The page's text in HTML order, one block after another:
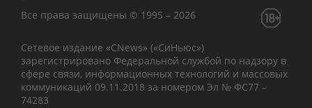
Все права защищены © 1995 – 2026
Сетевое издание «CNews» («СиНьюс»)
зарегистрировано Федеральной службой по надзору в
сфере связи, информационных технологий и массовых
коммуникаций 09.11.2018 за номером Эл № ФС77 –
74283